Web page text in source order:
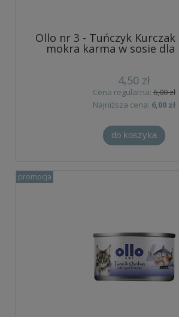
Ollo nr 3 - Tuńczyk
mokra karma w sosie dla
4,50 zł
Cena regularna: 6,00 zł
Najniższa cena: 6,00 zł
do koszyka
promocja